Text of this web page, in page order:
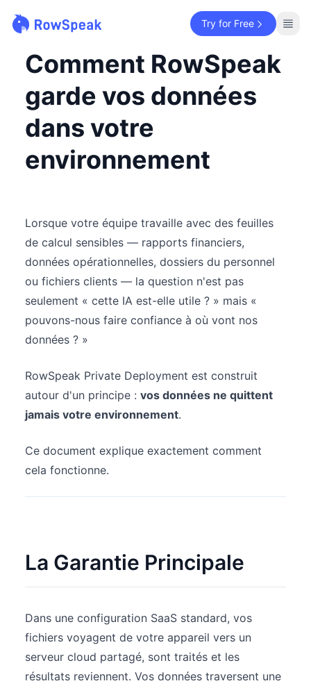
Try for Free
Comment RowSpeak
garde vos données
dans votre
environnement
Lorsque votre équipe travaille avec des feuilles
de calcul sensibles — rapports financiers,
données opérationnelles, dossiers du personnel
ou fichiers clients — la question n'est pas
seulement « cette IA est-elle utile ? » mais «
pouvons-nous faire confiance à où vont nos
données ? »
RowSpeak Private Deployment est construit
autour d'un principe : vos données ne quittent
jamais votre environnement.
Ce document explique exactement comment
cela fonctionne.
La Garantie Principale
Dans une configuration SaaS standard, vos
fichiers voyagent de votre appareil vers un
serveur cloud partagé, sont traités et les
résultats reviennent. Vos données traversent une